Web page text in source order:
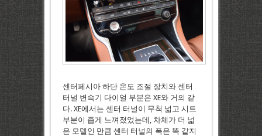
센터페시아 하단 온도 조절 장치와 센터
터널 변속기 다이얼 부분은 XE와 거의 같
다. XE에서는 센터 터널이 무척 넓고 시트
부분이 좁게 느껴졌었는데, 차체가 더 넓
은 모델인 만큼 센터 터널의 폭은 똑 같지